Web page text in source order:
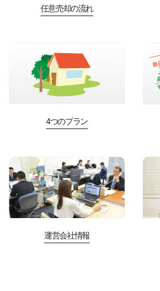
任意売却の流れ
4つのプラン
運営会社情報